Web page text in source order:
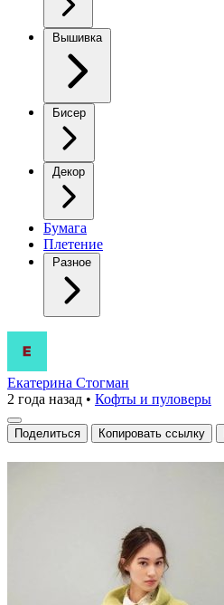
Вышивка
Бисер
Декор
Бумага
Плетение
Разное
«Свежесть
вязаного
дня»
Екатерина Стогман
2 года назад • Кофты и пуловеры
Поделиться Копировать ссылку